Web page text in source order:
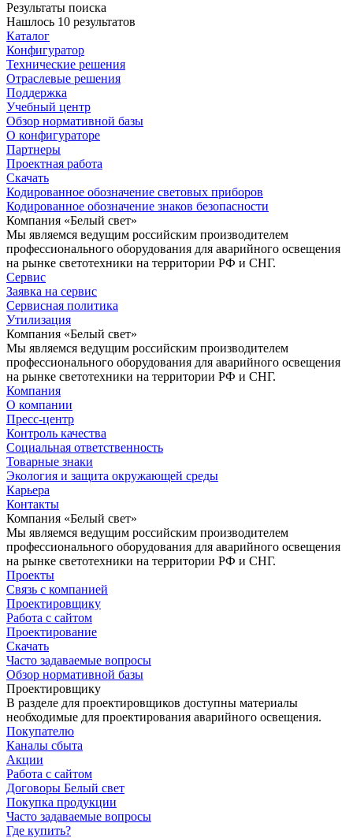
Результаты поиска
Нашлось 10 результатов
Каталог
Конфигуратор
Технические решения
Отраслевые решения
Поддержка
Учебный центр
Обзор нормативной базы
О конфигураторе
Партнеры
Проектная работа
Скачать
Кодированное обозначение световых приборов
Кодированное обозначение знаков безопасности
Компания «Белый свет»
Мы являемся ведущим российским производителем
профессионального оборудования для аварийного освещения
на рынке светотехники на территории РФ и СНГ.
Сервис
Заявка на сервис
Сервисная политика
Утилизация
Компания «Белый свет»
Мы являемся ведущим российским производителем
профессионального оборудования для аварийного освещения
на рынке светотехники на территории РФ и СНГ.
Компания
О компании
Пресс-центр
Контроль качества
Социальная ответственность
Товарные знаки
Экология и защита окружающей среды
Карьера
Контакты
Компания «Белый свет»
Мы являемся ведущим российским производителем
профессионального оборудования для аварийного освещения
на рынке светотехники на территории РФ и СНГ.
Проекты
Связь с компанией
Проектировщику
Работа с сайтом
Проектирование
Скачать
Часто задаваемые вопросы
Обзор нормативной базы
Проектировщику
В разделе для проектировщиков доступны материалы
необходимые для проектирования аварийного освещения.
Покупателю
Каналы сбыта
Акции
Работа с сайтом
Договоры Белый свет
Покупка продукции
Часто задаваемые вопросы
Где купить?